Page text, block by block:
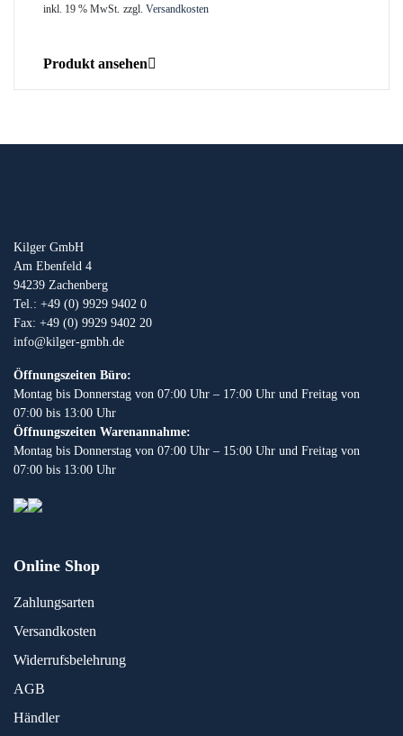
inkl. 19 % MwSt. zzgl. Versandkosten
Produkt ansehen
Kilger GmbH
Am Ebenfeld 4
94239 Zachenberg
Tel.: +49 (0) 9929 9402 0
Fax: +49 (0) 9929 9402 20
info@kilger-gmbh.de
Öffnungszeiten Büro:
Montag bis Donnerstag von 07:00 Uhr – 17:00 Uhr und Freitag von
07:00 bis 13:00 Uhr
Öffnungszeiten Warenannahme:
Montag bis Donnerstag von 07:00 Uhr – 15:00 Uhr und Freitag von
07:00 bis 13:00 Uhr
Online Shop
Zahlungsarten
Versandkosten
Widerrufsbelehrung
AGB
Händler